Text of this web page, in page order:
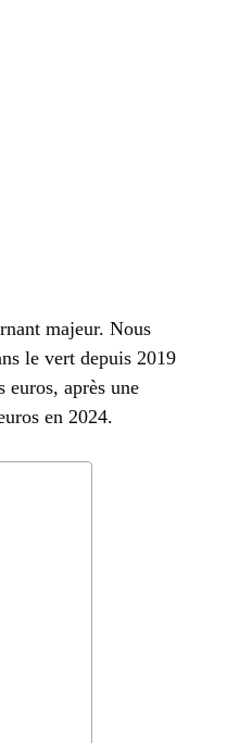
majeur. Nous
le vert depuis 2019
euros, après une
en 2024.